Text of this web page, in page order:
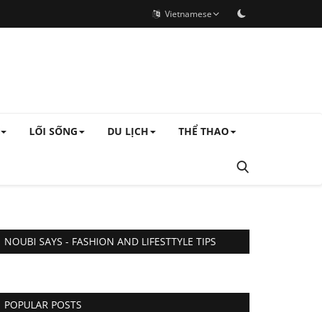
Vietnamese
LỐI SỐNG DU LỊCH THỂ THAO
NOUBI SAYS - FASHION AND LIFESTTYLE TIPS
POPULAR POSTS